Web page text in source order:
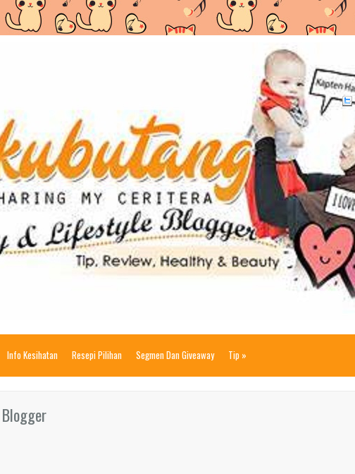
Info Kesihatan Resepi Pilihan Segmen Dan Giveaway Tip »